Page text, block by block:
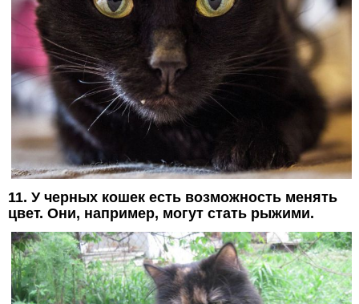
11. У черных кошек есть возможность менять
цвет. Они, например, могут стать рыжими.